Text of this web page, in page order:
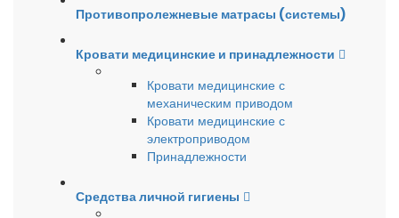
Противопролежневые матрасы (системы)
Кровати медицинские и принадлежности
Кровати медицинские с
механическим приводом
Кровати медицинские с
электроприводом
Принадлежности
Средства личной гигиены